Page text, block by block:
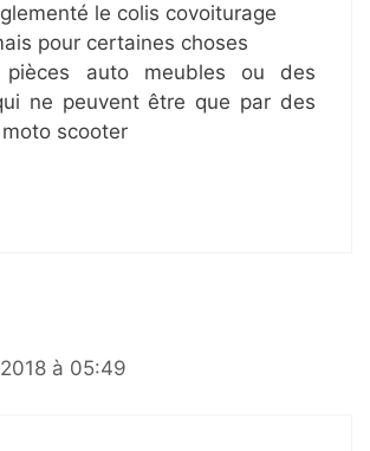
le colis covoiturage
pour certaines choses
auto meubles ou des
ne peuvent être que par des
scooter
à 05:49